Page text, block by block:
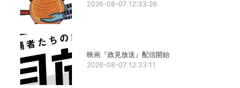
2026-08-07 12:33:26
映画『政見放送』配信開始
2026-08-07 12:33:11